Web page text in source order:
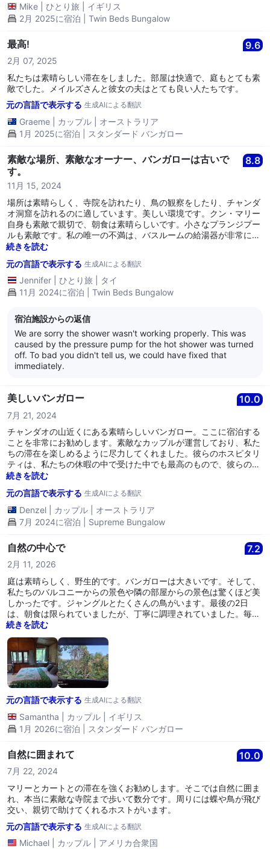
Mike ひとり旅
イギリス
2月 2025に宿泊 | Twin Beds Bungalow
最高! 9.6
2月 07, 2025
私たちは素晴らしい滞在をしました。部屋は快適で、庭もとても素
敵でした。メイルズさんと彼女の夫はとても良い人たちです。
元の言語で表示する 生成AIによる翻訳
Graeme カップル
オーストラリア
1月 2025に宿泊 | スタンダード バンガロー
素敵な場所、素敵なオーナー、バンガローは古いで
す。
8.8
11月 15, 2024
場所は素晴らしく、寺院を訪れたり、鳥の観察をしたり、チャンダ
オ洞窟を訪れるのに適しています。美しい環境です。クン・マリー
自身も素敵で親切で、朝食は素晴らしいです。小さなプランジプー
ルも素敵です。私の唯一の不満は、バスルームの給湯器が非常に古
く、メンテナンスまたは交換が必要で、非常に冷たいか、熱すぎる
ます。ベッドのシーツも素敵です。とても楽しい滞在でした！
続きを読む
元の言語で表示する 生成AIによる翻訳
Jennifer ひとり旅
タイ
11月 2024に宿泊 | Twin Beds Bungalow
宿泊施設からの返信
We are sorry the shower wasn't working properly. This was
caused by the pressure pump for the hot shower was turned
off. To bad you didn't tell us, we could have fixed that
immediately.
美しいバンガロー 10.0
7月 21, 2024
チャンダオの山近くにある素晴らしいバンガロー。ここに宿泊する
ことを非常にお勧めします。素敵なカップルが運営しており、私た
ちの滞在を楽しめるように尽力してくれました。彼らのホスピタリ
ティは、私たちの休暇の中で受けた中でも最高のもので、彼らの優
しさに心が温まりました。朝食は美味しく、バンガローからは山の
素晴らしい景色が楽しめ、宿泊施設内には素晴らしい植物もたくさ
んあります。このエリアにいるなら、ぜひ滞在する価値があります
し、周りを移動するために車やスクーターを持っていることをお勧
めします。ありがとう、マリー ☺️
続きを読む
元の言語で表示する 生成AIによる翻訳
Denzel カップル
オーストラリア
7月 2024に宿泊 | Supreme Bungalow
自然の中心で 7.2
2月 11, 2026
庭は素晴らしく、野生的です。バンガローは大きいです。そして、
私たちのバルコニーからの景色や隣の部屋からの景色は驚くほど美
しかったです。ジャングルとたくさんの鳥がいます。最後の2日
は、朝食は限られていましたが、丁寧に調理されていました。毎日
オムレツと自家製のトーストを食べました。他に魅力的なものはあ
りませんでした。基本的にプレーンオムレツ、目玉焼き、またはア
ジアンお粥の4セットのいずれかを選ばなければなりません。パン
は素晴らしかったです。コーヒーはインスタントでした。以前のレ
ビューで言及された新鮮な地元のコーヒーではありませんでした。
残念ながら、***は懸命に働いていましたが、この場所は少し老朽
化していると感じました。バンガローは非常に古いです。私たちは
やかんと冷蔵庫へのアクセスをお願いしました。***は、1泊550バ
ーツの追加料金でグレードアップできると言いましたので、バンガ
ローの合計料金は***毎晩になります。タイ本土で最も支払った料
金で、それに見合う価値はありませんでした。地元では同じお金で
肢は非常に限られているので、スクーターや車が必要です。
続きを読む
元の言語で表示する 生成AIによる翻訳
Samantha カップル
イギリス
1月 2026に宿泊 | スタンダード バンガロー
自然に囲まれて 10.0
7月 22, 2024
マリーとカートとの滞在を強くお勧めします。そこでは自然に囲ま
れ、本当に素敵な寺院まで歩いて数分です。周りには蝶や鳥が飛び
交い、親切で助けてくれるホストがいます。
元の言語で表示する 生成AIによる翻訳
Michael カップル
アメリカ合衆国